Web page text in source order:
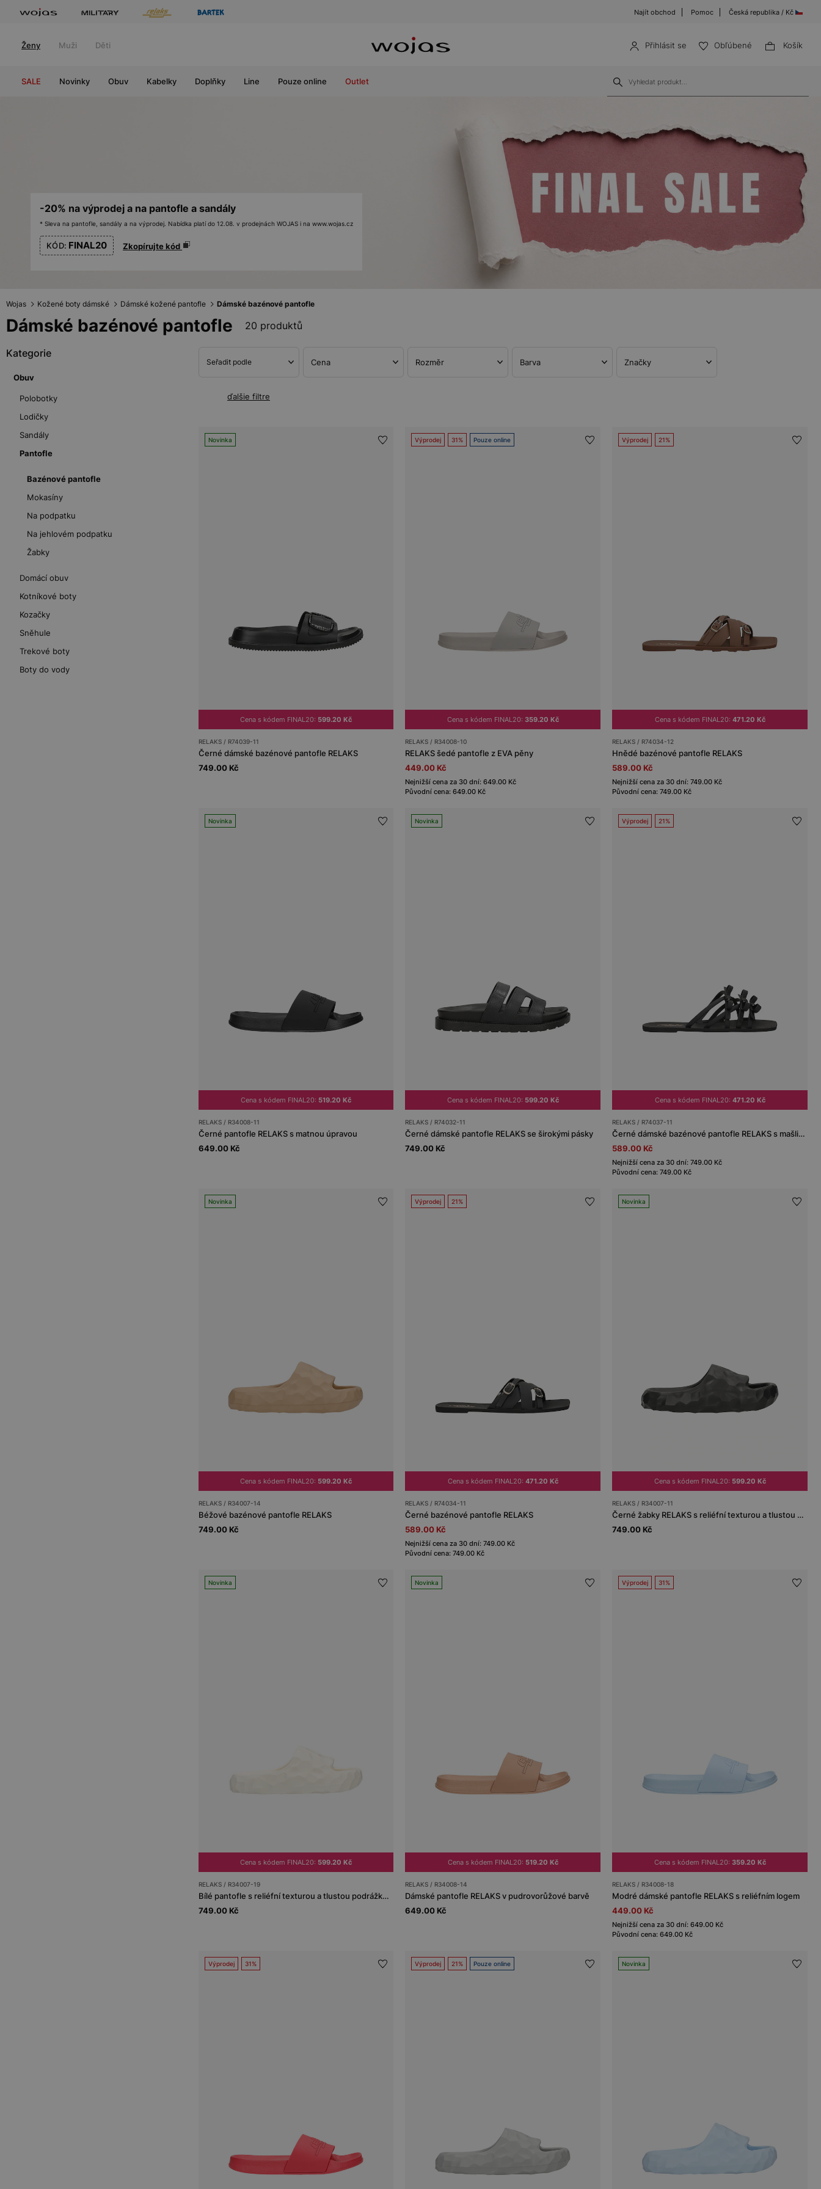
Najít obchod Pomoc Česká republika / Kč
Ženy Muži Děti Přihlásit se Obľúbené Košík
SALE Novinky Obuv Kabelky Doplňky Line Pouze online Outlet
-20% na výprodej a na pantofle a sandály
* Sleva na pantofle, sandály a na výprodej. Nabídka platí do 12.08. v prodejnách WOJAS i na www.wojas.cz
KÓD: FINAL20 Zkopírujte kód
Wojas Kožené boty dámské Dámské kožené pantofle Dámské bazénové pantofle
Dámské bazénové pantofle 20 produktů
Kategorie
Obuv
Polobotky
Lodičky
Sandály
Pantofle
Bazénové pantofle
Mokasíny
Na podpatku
Na jehlovém podpatku
Žabky
Domácí obuv
Kotníkové boty
Kozačky
Sněhule
Trekové boty
Boty do vody
Seřadit podle Cena Rozměr Barva Značky
ďalšie filtre
Novinka
Cena s kódem FINAL20: 599.20 Kč
RELAKS / R74039-11
Černé dámské bazénové pantofle RELAKS
749.00 Kč
Výprodej 31% Pouze online
Cena s kódem FINAL20: 359.20 Kč
RELAKS / R34008-10
RELAKS šedé pantofle z EVA pěny
449.00 Kč
Nejnižší cena za 30 dní: 649.00 Kč
Původní cena: 649.00 Kč
Výprodej 21%
Cena s kódem FINAL20: 471.20 Kč
RELAKS / R74034-12
Hnědé bazénové pantofle RELAKS
589.00 Kč
Nejnižší cena za 30 dní: 749.00 Kč
Původní cena: 749.00 Kč
Novinka
Cena s kódem FINAL20: 519.20 Kč
RELAKS / R34008-11
Černé pantofle RELAKS s matnou úpravou
649.00 Kč
Novinka
Cena s kódem FINAL20: 599.20 Kč
RELAKS / R74032-11
Černé dámské pantofle RELAKS se širokými pásky
749.00 Kč
Výprodej 21%
Cena s kódem FINAL20: 471.20 Kč
RELAKS / R74037-11
Černé dámské bazénové pantofle RELAKS s mašličkami
589.00 Kč
Nejnižší cena za 30 dní: 749.00 Kč
Původní cena: 749.00 Kč
Novinka
Cena s kódem FINAL20: 599.20 Kč
RELAKS / R34007-14
Béžové bazénové pantofle RELAKS
749.00 Kč
Výprodej 21%
Cena s kódem FINAL20: 471.20 Kč
RELAKS / R74034-11
Černé bazénové pantofle RELAKS
589.00 Kč
Nejnižší cena za 30 dní: 749.00 Kč
Původní cena: 749.00 Kč
Novinka
Cena s kódem FINAL20: 599.20 Kč
RELAKS / R34007-11
Černé žabky RELAKS s reliéfní texturou a tlustou podrážkou
749.00 Kč
Novinka
Cena s kódem FINAL20: 599.20 Kč
RELAKS / R34007-19
Bílé pantofle s reliéfní texturou a tlustou podrážkou RELAKS
749.00 Kč
Novinka
Cena s kódem FINAL20: 519.20 Kč
RELAKS / R34008-14
Dámské pantofle RELAKS v pudrovorůžové barvě
649.00 Kč
Výprodej 31%
Cena s kódem FINAL20: 359.20 Kč
RELAKS / R34008-18
Modré dámské pantofle RELAKS s reliéfním logem
449.00 Kč
Nejnižší cena za 30 dní: 649.00 Kč
Původní cena: 649.00 Kč
Výprodej 31% Výprodej 21% Pouze online Novinka